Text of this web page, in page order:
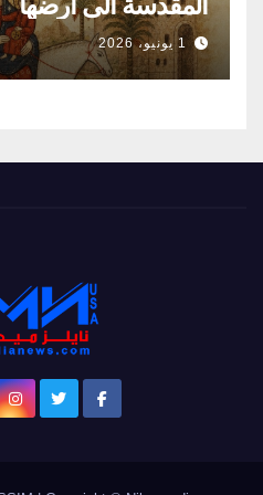
1 يونيو، 2026